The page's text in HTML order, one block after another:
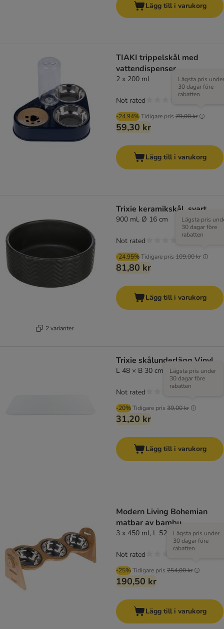
Lägg till i varukorg
TIAKI trippelskål med
vattendispenser
2 x 200 ml
-24.94%Tidigare pris 79,00 kr
Lägsta pris under
30 dagar före
rabatten
59,30 kr
Not rated
Lägg till i varukorg
2 varianter
Trixie keramikskål, svart
900 ml, Ø 16 cm
-24.95%Tidigare pris 109,00 kr
Lägsta pris
30 dagar före
rabatten
81,80 kr
Not rated
Lägg till i varukorg
Trixie skålunderlägg Vinyl
L 48 × B 30 cm
-20%Tidigare pris 39,00 kr
Lägsta pris under
30 dagar före
rabatten
31,20 kr
Not rated
Lägg till i varukorg
Modern Living Bohemian
matbar av bambu
3 x 450 ml, L 52 x B 18 x H 18 cm
-25%Tidigare pris 254,00 kr
Lägsta pris under
30 dagar före
rabatten
190,50 kr
Not rated
Lägg till i varukorg